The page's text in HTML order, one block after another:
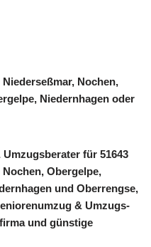
Nochen,
Niedernhagen oder
für 51643
Obergelpe,
und Oberrengse,
& Umzugs-
und günstige